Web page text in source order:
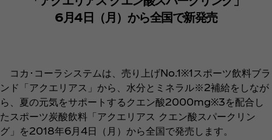
6月4日（月）から全国で新発売
コカ･コーラシステムは、売り上げNo.1※1スポーツ飲料ブラ
ンド「アクエリアス」から、水分とミネラル※2補給をしなが
ら、夏の元気をサポートするクエン酸2000mg※3を配合し
たスポーツ炭酸飲料「アクエリアス クエン酸スパークリン
グ」を2018年6月4日（月）から全国で発売します。